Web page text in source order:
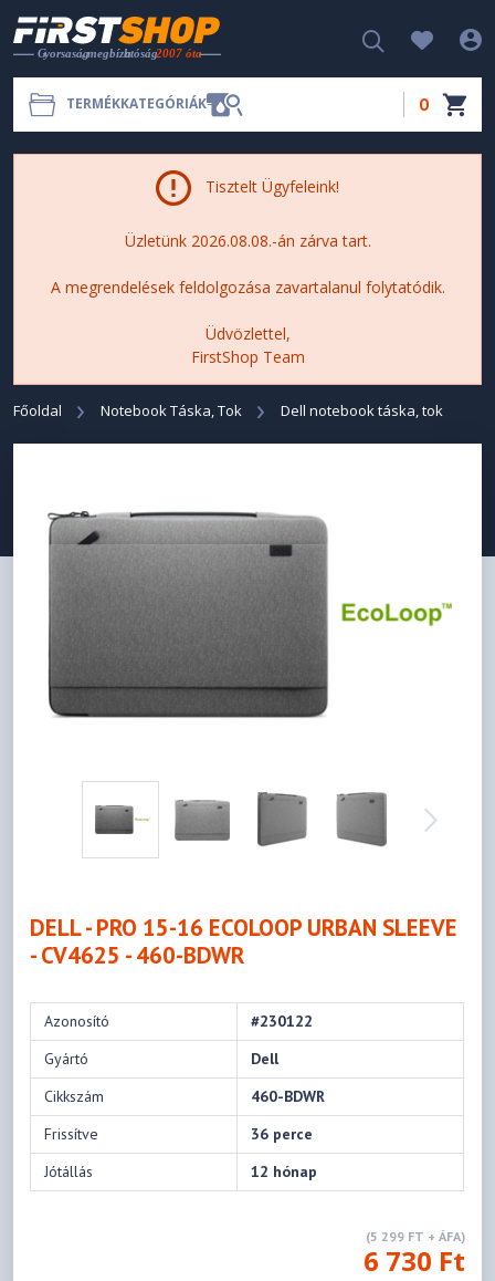
TERMÉKKATEGÓRIÁK 0
Tisztelt Ügyfeleink!
Üzletünk 2026.08.08.-án zárva tart.
A megrendelések feldolgozása zavartalanul folytatódik.
Üdvözlettel,
FirstShop Team
Főoldal Notebook Táska, Tok Dell notebook táska, tok
DELL - PRO 15-16 ECOLOOP URBAN SLEEVE
- CV4625 - 460-BDWR
Azonosító
#230122
Gyártó
Dell
Cikkszám
460-BDWR
Frissítve
36 perce
Jótállás
12 hónap
(5 299 FT + ÁFA)
6 730 Ft